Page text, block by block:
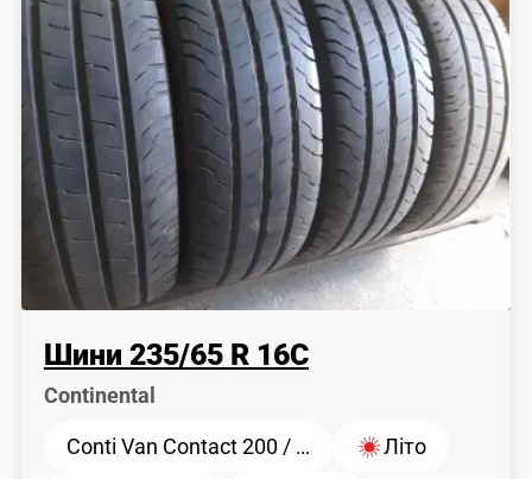
Шини 235/65 R 16C
Continental
Conti Van Contact 200 / … Літо